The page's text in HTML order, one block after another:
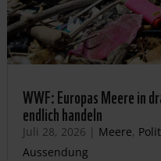
WWF: Europas Meere in
endlich handeln
Juli 28, 2026 | Meere,
Aussendung